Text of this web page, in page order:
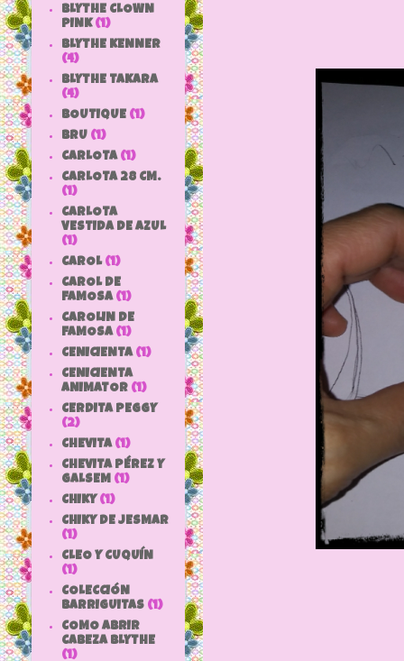
BLYTHE CLOWN
PINK (1)
BLYTHE KENNER
(4)
BLYTHE TAKARA
(4)
BOUTIQUE (1)
BRU (1)
CARLOTA (1)
CARLOTA 28 CM.
(1)
CARLOTA
VESTIDA DE AZUL
(1)
CAROL (1)
CAROL DE
FAMOSA (1)
CAROLIN DE
FAMOSA (1)
CENICIENTA (1)
CENICIENTA
ANIMATOR (1)
CERDITA PEGGY
(2)
CHEVITA (1)
CHEVITA PÉREZ Y
GALSEM (1)
CHIKY (1)
CHIKY DE JESMAR
(1)
CLEO Y CUQUÍN
(1)
COLECCIÓN
BARRIGUITAS (1)
COMO ABRIR
CABEZA BLYTHE
(1)